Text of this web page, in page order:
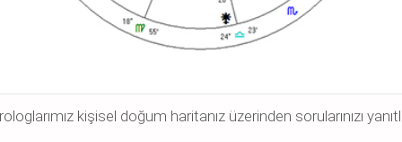
kişisel doğum haritanız üzerinden sorularınızı